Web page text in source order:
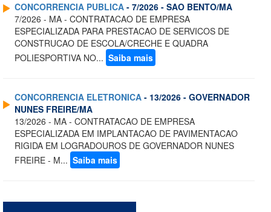
CONCORRENCIA PUBLICA - 7/2026 - SAO BENTO/MA
7/2026 - MA - CONTRATACAO DE EMPRESA
ESPECIALIZADA PARA PRESTACAO DE SERVICOS DE
CONSTRUCAO DE ESCOLA/CRECHE E QUADRA
POLIESPORTIVA NO... Saiba mais
CONCORRENCIA ELETRONICA - 13/2026 - GOVERNADOR
NUNES FREIRE/MA
13/2026 - MA - CONTRATACAO DE EMPRESA
ESPECIALIZADA EM IMPLANTACAO DE PAVIMENTACAO
RIGIDA EM LOGRADOUROS DE GOVERNADOR NUNES
FREIRE - M... Saiba mais